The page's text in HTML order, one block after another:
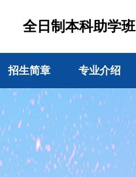
全日制本科助学班
招生简章 专业介绍